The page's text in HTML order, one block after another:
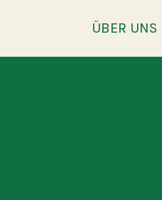
ÜBER UNS